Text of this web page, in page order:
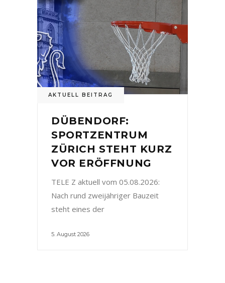
AKTUELL BEITRAG
DÜBENDORF:
SPORTZENTRUM
ZÜRICH STEHT KURZ
VOR ERÖFFNUNG
TELE Z aktuell vom 05.08.2026:
Nach rund zweijähriger Bauzeit
steht eines der
5. August 2026